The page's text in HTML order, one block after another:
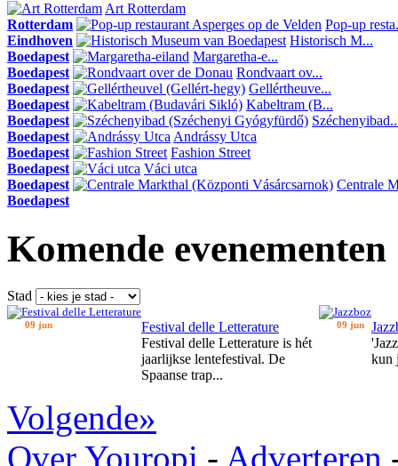
Art Rotterdam
Rotterdam
Pop-up
Eindhoven
Historisch M...
Boedapest
Margaretha-e...
Boedapest
Rondvaart ov...
Boedapest
Gellértheuve...
Boedapest
Kabeltram (B...
Boedapest
Boedapest
Andrássy Utca
Boedapest
Fashion Street
Boedapest
Váci utca
Boedapest
Centrale
Boedapest
Komende evenementen
Stad
09 jun
Festival delle Letterature
Festival delle Letterature is hét
jaarlijkse lentefestival. De
Spaanse trap...
09 jun
kun
Volgende»
Over Youropi - Adverteren